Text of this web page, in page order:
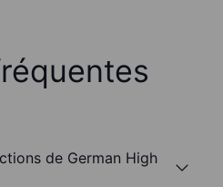
de German High